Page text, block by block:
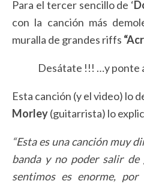
Para el tercer sencillo de ‘
con la canción más
muralla de grandes riffs
Desátate !!! …y ponte
Esta canción (y el video) lo
Morley(guitarrista) lo
“Esta es una canción muy
banda y no poder salir
sentimos es enorme,